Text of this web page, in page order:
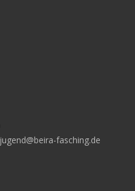
jugend@beira-fasching.de